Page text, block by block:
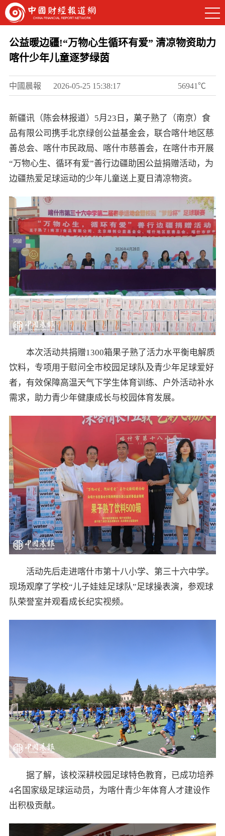
公益暖边疆!“万物心生循环有爱” 清凉物资助力
喀什少年儿童逐梦绿茵
中國晨報 2026-05-25 15:38:17 56941℃
新疆讯（陈会林报道）5月23日，菓子熟了（南京）食
品有限公司携手北京绿创公益基金会，联合喀什地区慈
善总会、喀什市民政局、喀什市慈善会，在喀什市开展
“万物心生、循环有爱”善行边疆助困公益捐赠活动，为
边疆热爱足球运动的少年儿童送上夏日清凉物资。
本次活动共捐赠1300箱果子熟了活力水平衡电解质
饮料，专项用于慰问全市校园足球队及青少年足球爱好
者，有效保障高温天气下学生体育训练、户外活动补水
需求，助力青少年健康成长与校园体育发展。
活动先后走进喀什市第十八小学、第三十六中学。
现场观摩了学校“儿子娃娃足球队”足球操表演，参观球
队荣誉室并观看成长纪实视频。
据了解，该校深耕校园足球特色教育，已成功培养
4名国家级足球运动员，为喀什青少年体育人才建设作
出积极贡献。